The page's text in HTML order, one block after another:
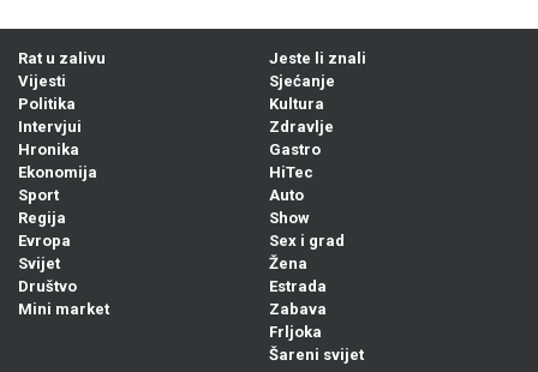
Rat u zalivu
Vijesti
Politika
Intervjui
Hronika
Ekonomija
Sport
Regija
Evropa
Svijet
Društvo
Mini market
Jeste li znali
Sjećanje
Kultura
Zdravlje
Gastro
HiTec
Auto
Show
Sex i grad
Žena
Estrada
Zabava
Frljoka
Šareni svijet